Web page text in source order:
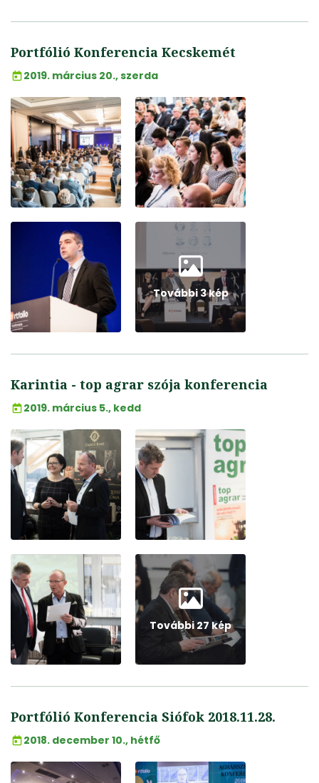
Portfólió Konferencia Kecskemét
2019. március 20., szerda
További 3 kép
Karintia - top agrar szója konferencia
2019. március 5., kedd
További 27 kép
Portfólió Konferencia Siófok 2018.11.28.
2018. december 10., hétfő